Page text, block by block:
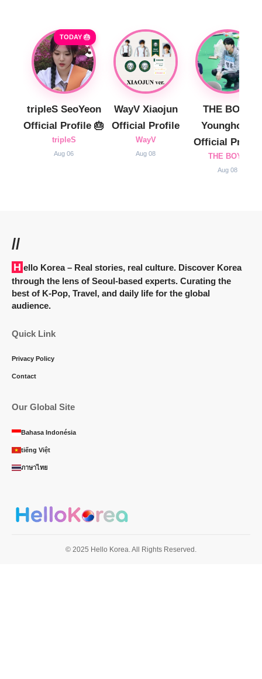
TODAY 🎂
tripleS SeoYeon
Official Profile 🎂
tripleS
Aug 06
WayV Xiaojun
Official Profile
WayV
Aug 08
THE BOYZ
Younghoon
Official Profile
THE BOYZ
Aug 08
//
Hello Korea– Real stories, real culture. Discover Korea
through the lens of Seoul-based experts. Curating the
best of K-Pop, Travel, and daily life for the global
audience.
Quick Link
Privacy Policy
Contact
Our Global Site
Bahasa Indonésia
tiếng Việt
ภาษาไทย
© 2025 Hello Korea. All Rights Reserved.